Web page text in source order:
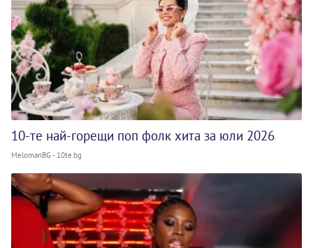
10-те най-горещи поп фолк хита за юли 2026
MelomanBG - 10te.bg